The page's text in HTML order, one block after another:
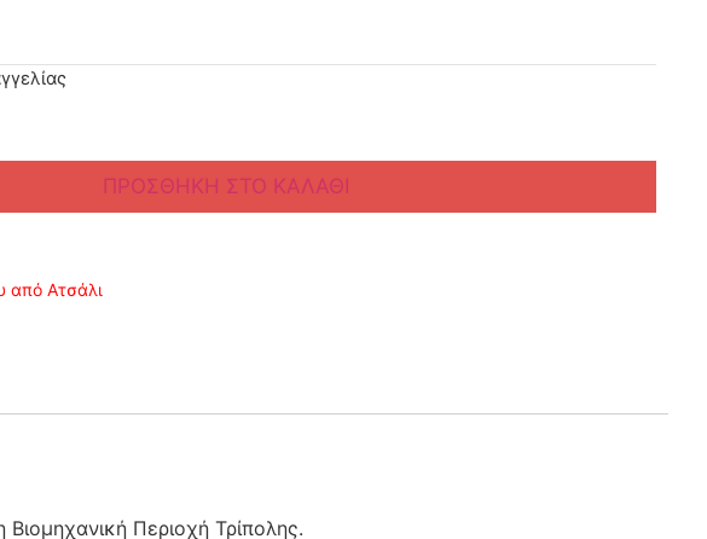
ΠΡΟΣΘΉΚΗ ΣΤΟ ΚΑΛΆΘΙ
από Ατσάλι
Περιοχή Τρίπολης.